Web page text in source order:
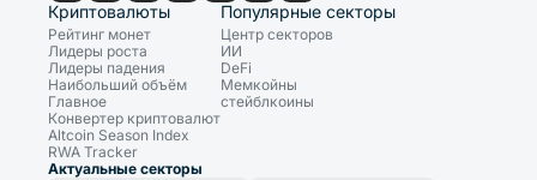
Криптовалюты
Рейтинг монет
Лидеры роста
Лидеры падения
Наибольший объём
Главное
Конвертер криптовалют
Altcoin Season Index
RWA Tracker
Популярные секторы
Центр секторов
ИИ
DeFi
Мемкойны
стейблкоины
Актуальные секторы